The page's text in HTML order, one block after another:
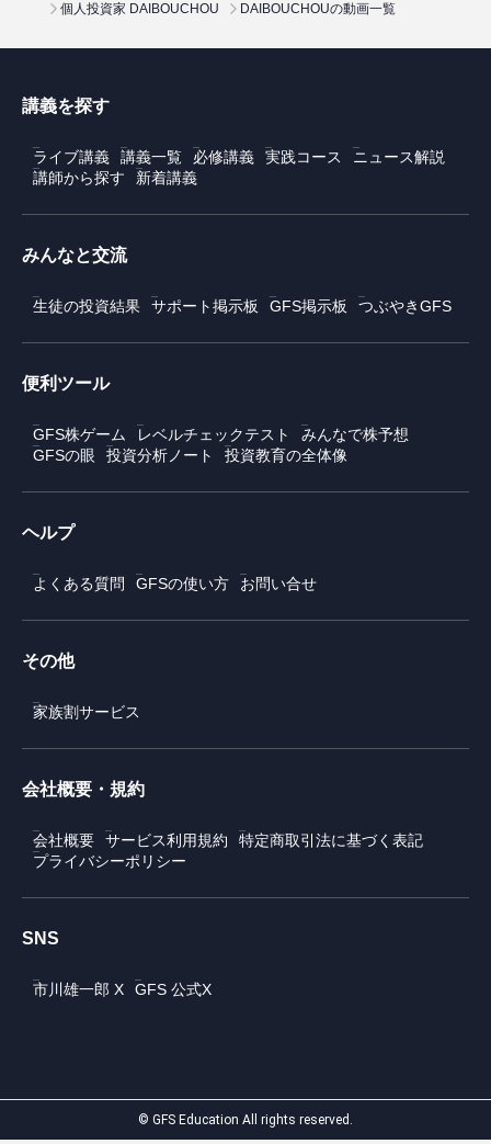
個人投資家 DAIBOUCHOU
DAIBOUCHOUの動画一覧
講義を探す
ライブ講義 講義一覧 必修講義 実践コース
ニュース解説
講師から探す
新着講義
みんなと交流
生徒の投資結果 サポート掲示板 GFS掲示板 つぶやきGFS
便利ツール
GFS株ゲーム レベルチェックテスト
みんなで株予想
GFSの眼
投資分析ノート 投資教育の全体像
ヘルプ
よくある質問 GFSの使い方 お問い合せ
その他
家族割サービス
会社概要・規約
会社概要 サービス利用規約
特定商取引法に基づく表記
プライバシーポリシー
SNS
市川雄一郎 X GFS 公式X
© GFS Education All rights reserved.